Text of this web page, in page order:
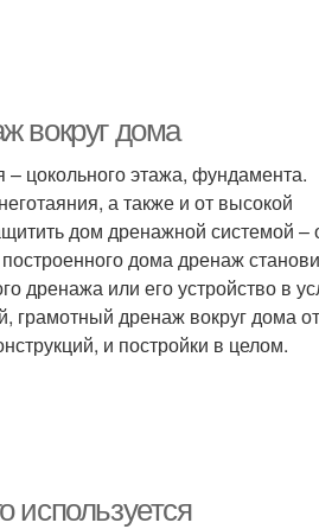
вокруг дома
цокольного этажа, фундамента.
а также и от высокой
дом дренажной системой –
дома дренаж
дренажа или его устройство в
грамотный дренаж вокруг дома
и постройки в целом.
используется